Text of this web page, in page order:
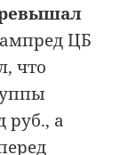
ЦБ
что
руб., а